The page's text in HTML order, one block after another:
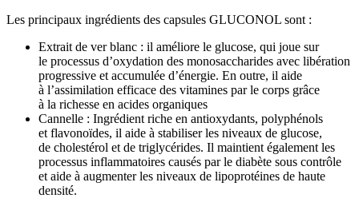
Les principaux ingrédients des capsules GLUCONOL sont :
Extrait de ver blanc : il améliore le glucose, qui joue sur
le processus d’oxydation des monosaccharides avec libération
progressive et accumulée d’énergie. En outre, il aide
à l’assimilation efficace des vitamines par le corps grâce
à la richesse en acides organiques
Cannelle : Ingrédient riche en antioxydants, polyphénols
et flavonoïdes, il aide à stabiliser les niveaux de glucose,
de cholestérol et de triglycérides. Il maintient également les
processus inflammatoires causés par le diabète sous contrôle
et aide à augmenter les niveaux de lipoprotéines de haute
densité.